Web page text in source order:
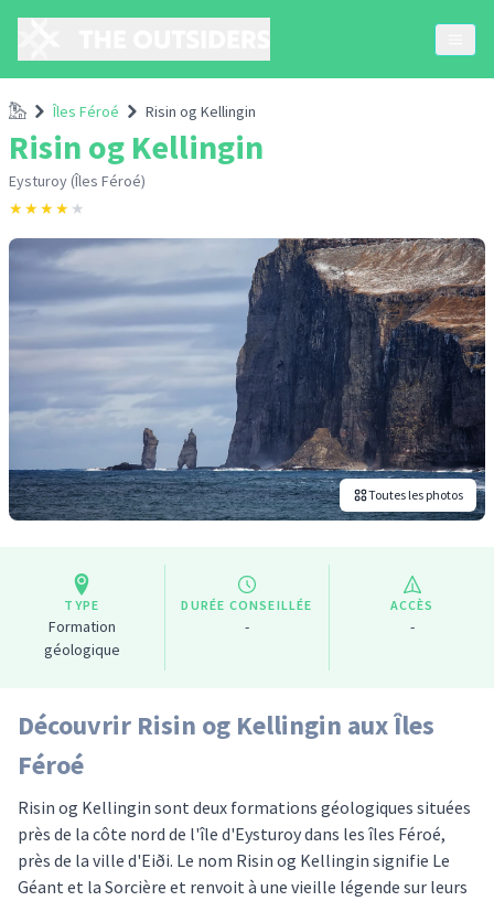
AccueilÎles Féroé Risin og Kellingin
Risin og Kellingin
Eysturoy (Îles Féroé)
★★★★ ★
Toutes les photos
TYPE
Formation
géologique
DURÉE CONSEILLÉE
-
ACCÈS
-
Découvrir Risin og Kellingin aux Îles
Féroé
Risin og Kellingin sont deux formations géologiques situées
près de la côte nord de l'île d'Eysturoy dans les îles Féroé,
près de la ville d'Eiði. Le nom Risin og Kellingin signifie Le
Géant et la Sorcière et renvoit à une vieille légende sur leurs